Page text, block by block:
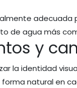
adecuada
de agua más
y
la identidad
natural en